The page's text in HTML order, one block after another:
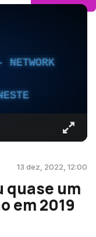
13 dez, 2022, 12:00
quase um
em 2019